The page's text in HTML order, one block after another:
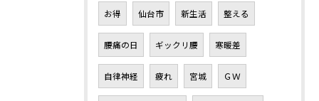
お得 仙台市 新生活 整える
腰痛の日 ギックリ腰 寒暖差
自律神経 疲れ 宮城 ＧＷ